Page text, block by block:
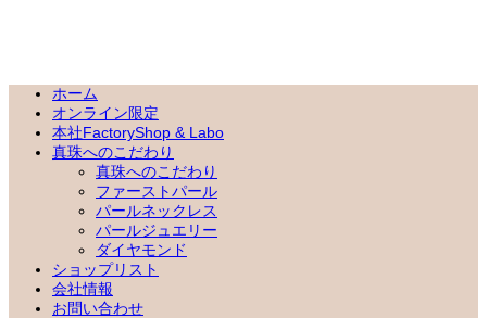
ホーム
オンライン限定
本社FactoryShop & Labo
真珠へのこだわり
真珠へのこだわり
ファーストパール
パールネックレス
パールジュエリー
ダイヤモンド
ショップリスト
会社情報
お問い合わせ